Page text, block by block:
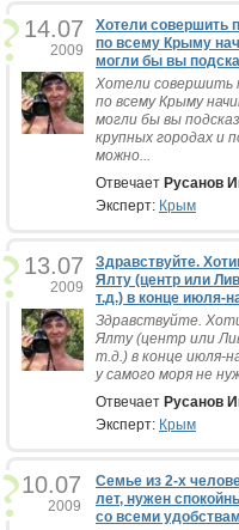
14.07
2009
Хотели совершить
по всему Крыму
могли бы вы
Хотели совершить
по всему Крыму
могли бы вы
крупных городах и
можно...
Отвечает Русанов
Эксперт: Крым
13.07
2009
Здравствуйте.
Ялту (центр или
т.д.) в конце июля-
Здравствуйте.
Ялту (центр или
т.д.) в конце июля-
у самого моря не
Отвечает Русанов
Эксперт: Крым
10.07
2009
Семье из 2-х
лет, нужен
со всеми